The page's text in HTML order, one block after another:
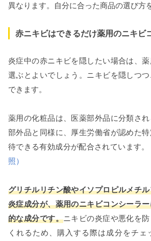
異なります。自分に合った商品の選び方
赤ニキビはできるだけ薬用のニキビ
炎症中の赤ニキビを隠したい場合は、
選ぶとよいでしょう。ニキビを隠しつ
できます。
薬用の化粧品は、医薬部外品に分類さ
部外品と同様に、厚生労働省が認めた
待できる有効成分が配合されています。
照）
グリチルリチン酸やイソプロピルメチ
炎症成分が、薬用のニキビコンシーラ
的な成分です。ニキビの炎症や悪化を
くれるため、購入する際は成分をチェ